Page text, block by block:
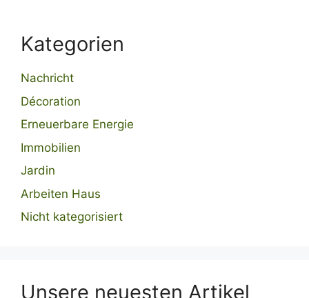
Kategorien
Nachricht
Décoration
Erneuerbare Energie
Immobilien
Jardin
Arbeiten Haus
Nicht kategorisiert
Unsere neuesten Artikel